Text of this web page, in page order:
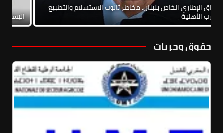
الاتفاق الإطاري الخاص بلبنان: مخاطر ثالوث الاستسلام والتطبيع
والحرب الأهلية
حقوق وحريات